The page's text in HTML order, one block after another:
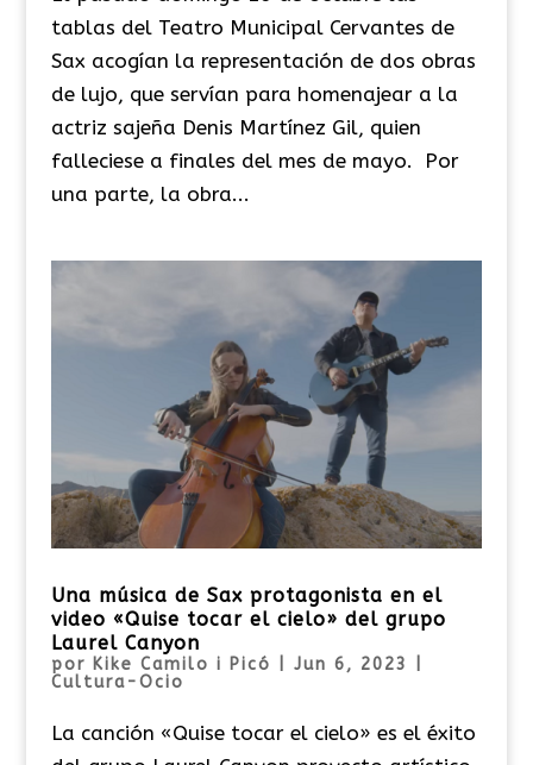
tablas del Teatro Municipal Cervantes de
Sax acogían la representación de dos obras
de lujo, que servían para homenajear a la
actriz sajeña Denis Martínez Gil, quien
falleciese a finales del mes de mayo. Por
una parte, la obra...
Una música de Sax protagonista en el
video «Quise tocar el cielo» del grupo
Laurel Canyon
por Kike Camilo i Picó Jun 6, 2023
Cultura-Ocio
La canción «Quise tocar el cielo» es el éxito